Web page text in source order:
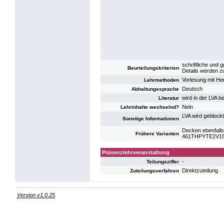
Beurteilungskriterien
schriftliche und
Details werden
Lehrmethoden Vorlesung mit
Abhaltungssprache Deutsch
Literatur wird in der LVA
Lehrinhalte wechselnd? Nein
Sonstige Informationen LVA wird
Frühere Varianten
Decken
Präsenzlehrveranstaltung
Teilungsziffer -
Zuteilungsverfahren Direktzuteilung
Version v1.0.25